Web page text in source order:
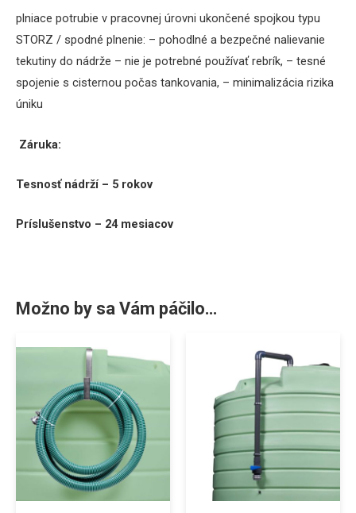
plniace potrubie v pracovnej úrovni ukončené spojkou typu
STORZ / spodné plnenie: – pohodlné a bezpečné nalievanie
tekutiny do nádrže – nie je potrebné používať rebrík, – tesné
spojenie s cisternou počas tankovania, – minimalizácia rizika
úniku
Záruka:
Tesnosť nádrží – 5 rokov
Príslušenstvo – 24 mesiacov
Možno by sa Vám páčilo…